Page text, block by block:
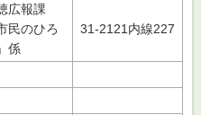
広報課
民のひろ
係
31-2121内線227